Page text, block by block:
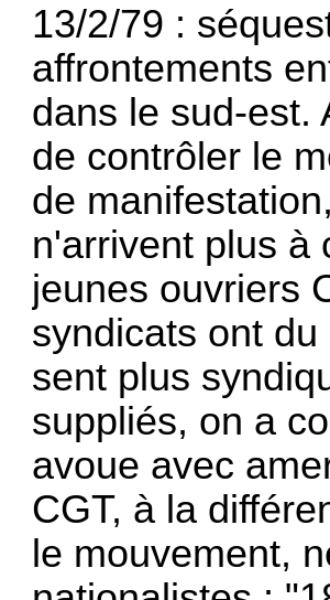
13/2/79 :
affrontements
dans le sud-est.
de con­trôler le
de
n'arrivent plus à
jeunes ouvriers
syndicats ont
sent plus
suppliés, on a
avoue avec
CGT, à la
le mouve­ment,